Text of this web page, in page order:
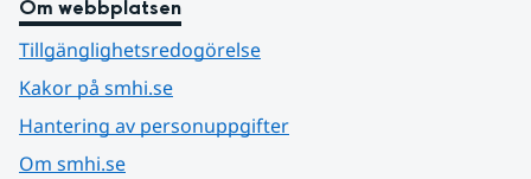
Om webbplatsen
Tillgänglighetsredogörelse
Kakor på smhi.se
Hantering av personuppgifter
Om smhi.se